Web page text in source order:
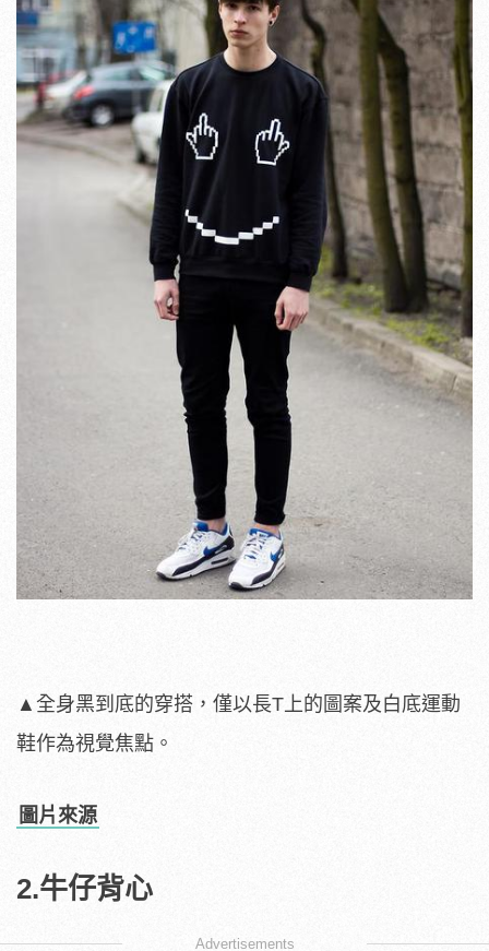
▲全身黑到底的穿搭，僅以長T上的圖案及白底運動
鞋作為視覺焦點。
圖片來源
2.牛仔背心
Advertisements